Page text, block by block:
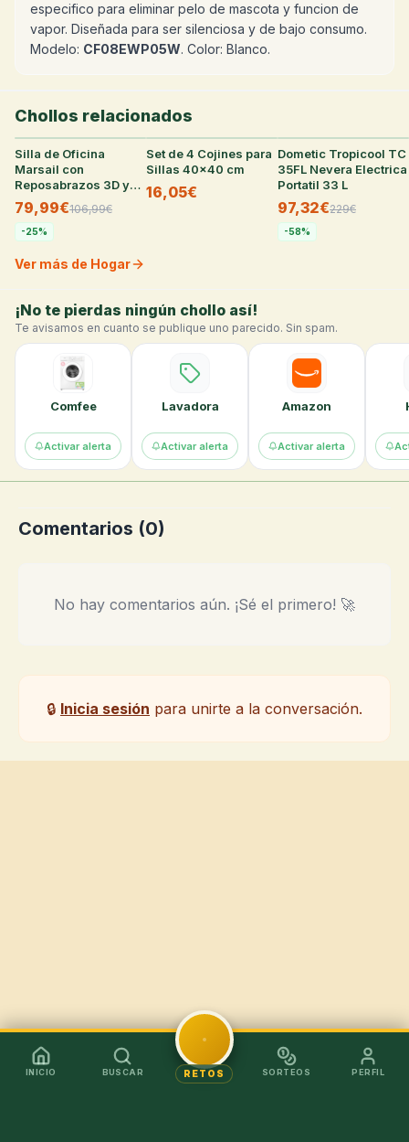
especifico para eliminar pelo de mascota y funcion de
vapor. Diseñada para ser silenciosa y de bajo consumo.
Modelo: CF08EWP05W. Color: Blanco.
Chollos relacionados
Silla de Oficina
Marsail con
Reposabrazos 3D y
Soporte Lumbar
Ajustable
79,99€106,99€
-25%
26°
Set de 4 Cojines para
Sillas 40x40 cm
16,05€
25°
Dometic Tropicool TC
35FL Nevera Electrica
Portatil 33 L
97,32€229€
-58%
Ver más de Hogar
¡No te pierdas ningún chollo así!
Te avisamos en cuanto se publique uno parecido. Sin spam.
Comfee
Activar alerta
Lavadora
Activar alerta
Amazon
Activar alerta
Comentarios (0)
No hay comentarios aún. ¡Sé el primero! 🚀
🔒 Inicia sesión para unirte a la conversación.
INICIO BUSCAR RETOS SORTEOS PERFIL